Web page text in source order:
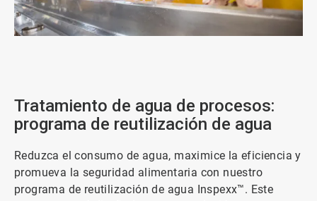
Tratamiento de agua de procesos:
programa de reutilización de agua
Reduzca el consumo de agua, maximice la eficiencia y
promueva la seguridad alimentaria con nuestro
programa de reutilización de agua Inspexx™. Este